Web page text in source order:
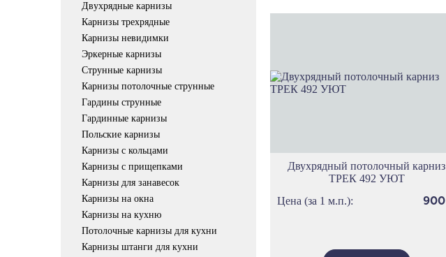
Двухрядные карнизы
Карнизы трехрядные
Карнизы невидимки
Эркерные карнизы
Струнные карнизы
Карнизы потолочные струнные
Гардины струнные
Гардинные карнизы
Польские карнизы
Карнизы с кольцами
Карнизы с прищепками
Карнизы для занавесок
Карнизы на окна
Карнизы на кухню
Потолочные карнизы для кухни
Карнизы штанги для кухни
Двухрядный потолочный карниз
ТРЕК 492 УЮТ
Цена (за 1 м.п.):
900